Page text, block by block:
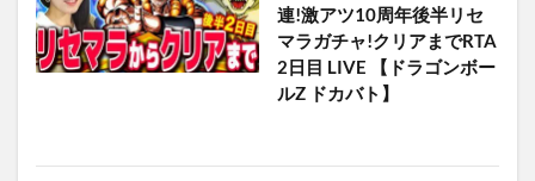
連!激アツ10周年後半リセ
マラガチャ!クリアまでRTA
2日目 LIVE 【ドラゴンボー
ルZ ドカバト】